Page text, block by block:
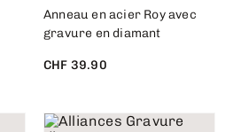
Anneau en acier Roy avec
gravure en diamant
CHF 39.90